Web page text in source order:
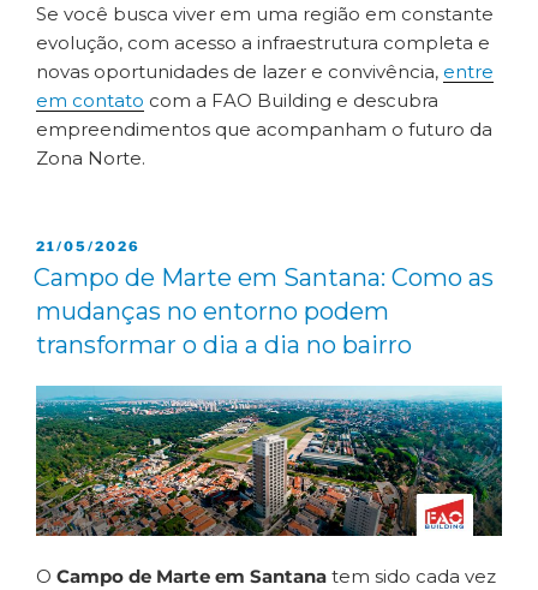
Se você busca viver em uma região em constante
evolução, com acesso a infraestrutura completa e
novas oportunidades de lazer e convivência, entre
em contato com a FAO Building e descubra
empreendimentos que acompanham o futuro da
Zona Norte.
21/05/2026
Campo de Marte em Santana: Como as
mudanças no entorno podem
transformar o dia a dia no bairro
O Campo de Marte em Santana tem sido cada vez